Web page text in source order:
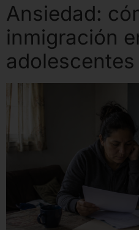
Ansiedad:
inmigración
adolescentes